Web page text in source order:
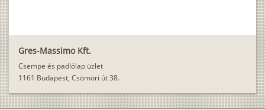
Gres-Massimo Kft.
Csempe és padlólap üzlet
1161 Budapest, Csömöri út 38.